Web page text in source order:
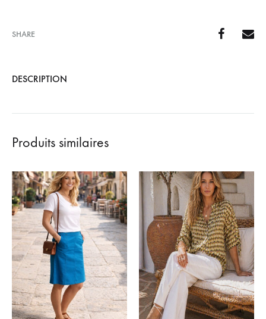
SHARE
DESCRIPTION
Produits similaires